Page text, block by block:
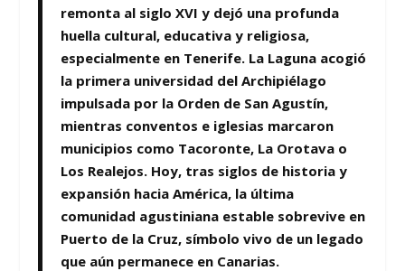
remonta al siglo XVI y dejó una profunda
huella cultural, educativa y religiosa,
especialmente en Tenerife. La Laguna acogió
la primera universidad del Archipiélago
impulsada por la Orden de San Agustín,
mientras conventos e iglesias marcaron
municipios como Tacoronte, La Orotava o
Los Realejos. Hoy, tras siglos de historia y
expansión hacia América, la última
comunidad agustiniana estable sobrevive en
Puerto de la Cruz, símbolo vivo de un legado
que aún permanece en Canarias.